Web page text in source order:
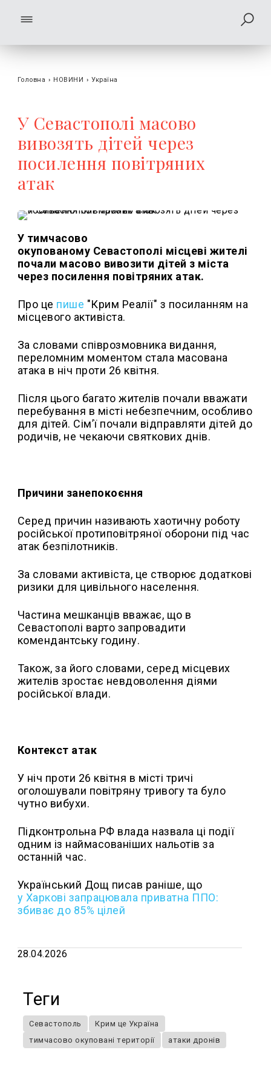
Головна › НОВИНИ › Україна
У Севастополі масово
вивозять дітей через
посилення повітряних
атак
У тимчасово
окупованому Севастополі місцеві жителі
почали масово вивозити дітей з міста
через посилення повітряних атак.
Про це пише "Крим Реалії" з посиланням на
місцевого активіста.
За словами співрозмовника видання,
переломним моментом стала масована
атака в ніч проти 26 квітня.
Після цього багато жителів почали вважати
перебування в місті небезпечним, особливо
для дітей. Сім’ї почали відправляти дітей до
родичів, не чекаючи святкових днів.
Причини занепокоєння
Серед причин називають хаотичну роботу
російської протиповітряної оборони під час
атак безпілотників.
За словами активіста, це створює додаткові
ризики для цивільного населення.
Частина мешканців вважає, що в
Севастополі варто запровадити
комендантську годину.
Також, за його словами, серед місцевих
жителів зростає невдоволення діями
російської влади.
Контекст атак
У ніч проти 26 квітня в місті тричі
оголошували повітряну тривогу та було
чутно вибухи.
Підконтрольна РФ влада назвала ці події
одним із наймасованіших нальотів за
останній час.
Український Дощ писав раніше, що
у Харкові запрацювала приватна ППО:
збиває до 85% цілей
28.04.2026
Теги
Севастополь
Крим це Україна
тимчасово окуповані території
атаки дронів